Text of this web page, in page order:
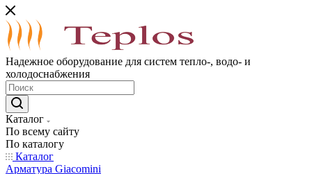
Надежное оборудование для систем тепло-, водо- и
холодоснабжения
Каталог
По всему сайту
По каталогу
Каталог
Арматура Giacomini